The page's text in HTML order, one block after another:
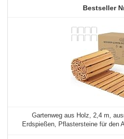
Gartenweg aus Holz, 2,4 m,
Erdspießen, Pflastersteine für den